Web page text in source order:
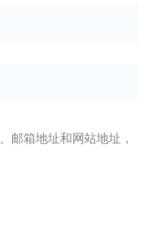
邮箱地址和网站地址，